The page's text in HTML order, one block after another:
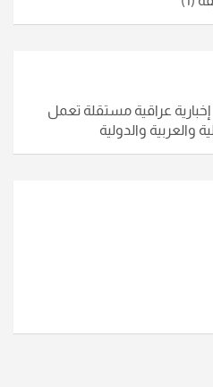
عراقية مستقلة تعمل
والعربية والدولية